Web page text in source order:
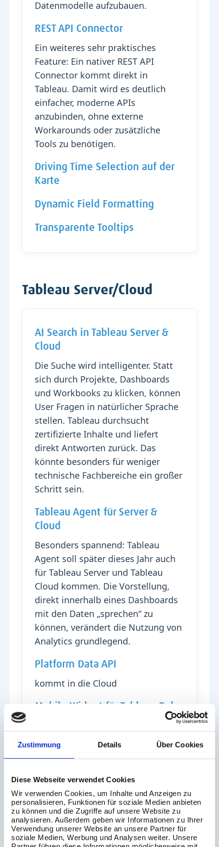
Zustimmung Details Über Cookies
Diese Webseite verwendet Cookies
Wir verwenden Cookies, um Inhalte und Anzeigen zu
personalisieren, Funktionen für soziale Medien anbieten
zu können und die Zugriffe auf unsere Website zu
analysieren. Außerdem geben wir Informationen zu Ihrer
Verwendung unserer Website an unsere Partner für
soziale Medien, Werbung und Analysen weiter. Unsere
Datenmodelle aufzubauen.
REST API Connector
Ein weiteres sehr praktisches
Feature: Ein nativer REST API
Connector kommt direkt in
Tableau. Damit wird es deutlich
einfacher, moderne APIs
anzubinden, ohne externe
Workarounds oder zusätzliche
Tools zu benötigen.
Driving Time Selection auf der
Karte
Dynamic Field Formatting
Transparente Tooltips
Tableau Server/Cloud
AI Search in Tableau Server &
Cloud
Die Suche wird intelligenter. Statt
sich durch Projekte, Dashboards
und Workbooks zu klicken, können
User Fragen in natürlicher Sprache
stellen. Tableau durchsucht
zertifizierte Inhalte und liefert
direkt Antworten zurück. Das
könnte besonders für weniger
technische Fachbereiche ein großer
Schritt sein.
Tableau Agent für Server &
Cloud
Besonders spannend: Tableau
Agent soll später dieses Jahr auch
für Tableau Server und Tableau
Cloud kommen. Die Vorstellung,
direkt innerhalb eines Dashboards
mit den Daten „sprechen“ zu
können, verändert die Nutzung von
Analytics grundlegend.
Platform Data API
kommt in die Cloud
Mobile Widget für Tableau Pulse
per Handy verfolgen.
Tableau Next
Salesforce adressiert dort sehr aktiv